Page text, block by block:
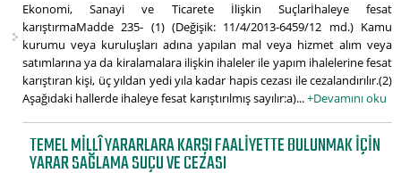
Ekonomi, Sanayi ve Ticarete İlişkin Suçlarİhaleye fesat
karıştırmaMadde 235- (1) (Değişik: 11/4/2013-6459/12 md.) Kamu
kurumu veya kuruluşları adına yapılan mal veya hizmet alım veya
satımlarına ya da kiralamalara ilişkin ihaleler ile yapım ihalelerine fesat
karıştıran kişi, üç yıldan yedi yıla kadar hapis cezası ile cezalandırılır.(2)
Aşağıdaki hallerde ihaleye fesat karıştırılmış sayılır:a)...+Devamını oku
TEMEL MILLÎ YARARLARA KARŞI FAALIYETTE BULUNMAK IÇIN
YARAR SAĞLAMA SUÇU VE CEZASI